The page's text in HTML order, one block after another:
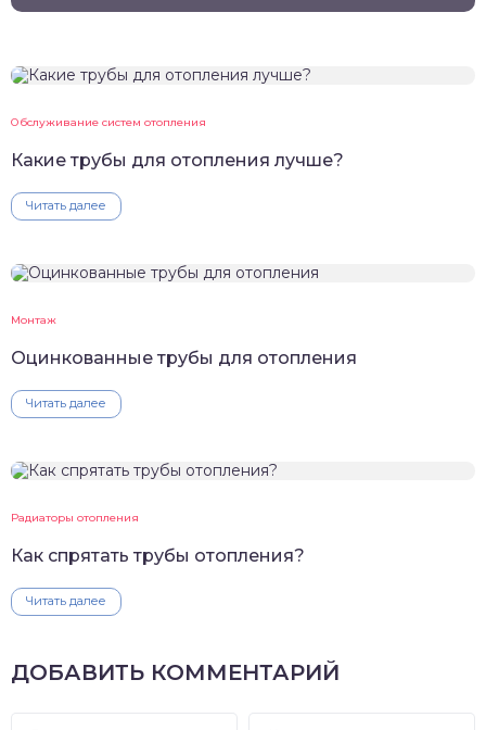
Обслуживание систем отопления
Какие трубы для отопления лучше?
Читать далее
Монтаж
Оцинкованные трубы для отопления
Читать далее
Радиаторы отопления
Как спрятать трубы отопления?
Читать далее
ДОБАВИТЬ КОММЕНТАРИЙ